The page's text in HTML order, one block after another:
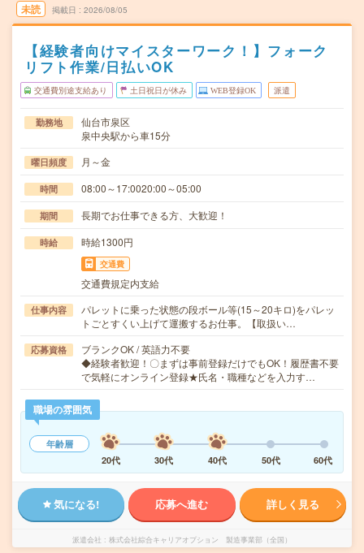
未読 掲載日 2026/08/05
【経験者向けマイスターワーク！】フォーク
リフト作業/日払いOK
交通費別途支給あり 土日祝日が休み WEB登録OK 派遣
勤務地
仙台市泉区
泉中央駅から車15分
曜日頻度 月～金
時間 08:00～17:0020:00～05:00
期間 長期でお仕事できる方、大歓迎！
時給 時給1300円
交通費
交通費規定内支給
仕事内容
パレットに乗った状態の段ボール等(15～20キロ)をパレッ
トごとすくい上げて運搬するお仕事。【取扱い…
応募資格
ブランクOK / 英語力不要
◆経験者歓迎！〇まずは事前登録だけでもOK！履歴書不要
で気軽にオンライン登録★氏名・職種などを入力す…
職場の雰囲気
年齢層
20代
30代 40代 50代 60代
気になる! 応募へ進む 詳しく見る
派遣会社 株式会社綜合キャリアオプション 製造事業部（全国）